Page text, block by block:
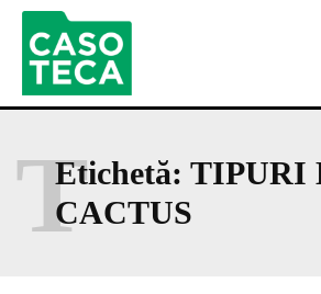
Etichetă: TIPURI
CACTUS
T